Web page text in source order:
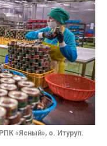
«Ясный», о. Итуруп.